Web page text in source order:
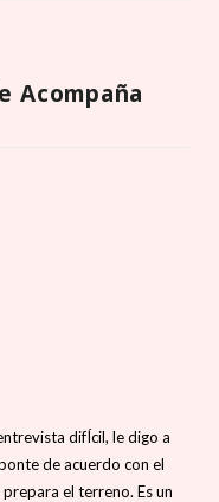
Acompaña
difÍcil, le digo a
de acuerdo con el
el terreno. Es un